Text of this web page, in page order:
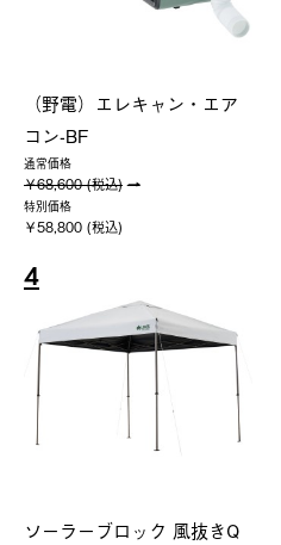
（野電）エレキャン・エア
コン-BF
通常価格
￥68,600 (税込)
特別価格
￥58,800 (税込)
4
ソーラーブロック 風抜きQ